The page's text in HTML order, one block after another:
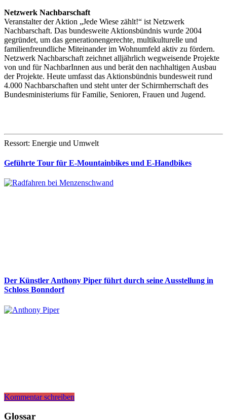
Netzwerk Nachbarschaft
Veranstalter der Aktion „Jede Wiese zählt!“ ist Netzwerk
Nachbarschaft. Das bundesweite Aktionsbündnis wurde 2004
gegründet, um das generationengerechte, multikulturelle und
familienfreundliche Miteinander im Wohnumfeld aktiv zu fördern.
Netzwerk Nachbarschaft zeichnet alljährlich wegweisende Projekte
von und für NachbarInnen aus und berät den nachhaltigen Ausbau
der Projekte. Heute umfasst das Aktionsbündnis bundesweit rund
4.000 Nachbarschaften und steht unter der Schirmherrschaft des
Bundesministeriums für Familie, Senioren, Frauen und Jugend.
Ressort: Energie und Umwelt
Geführte Tour für E-Mountainbikes und E-Handbikes
Der Künstler Anthony Piper führt durch seine Ausstellung in
Schloss Bonndorf
Kommentar schreiben
Glossar